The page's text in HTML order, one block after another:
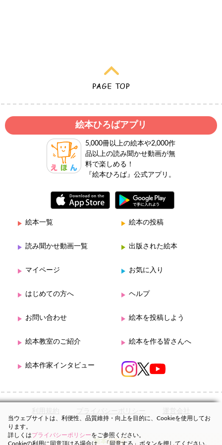
絵本ひろばアプリ
5,000冊以上の絵本や2,000作
品以上の読み聞かせ動画が無
料で楽しめる！
『絵本ひろば』公式アプリ。
絵本一覧 絵本の投稿
読み聞かせ動画一覧 出版された絵本
マイページ お気に入り
はじめての方へ ヘルプ
お問い合わせ 絵本を投稿しよう
絵本教室のご紹介 絵本を作る皆さんへ
絵本作家インタビュー
利用規約 プライバシーポリシー 運営会社
当ウェブサイトは、利便性、品質維持・向上を目的に、Cookieを使用してお
ります。
詳しくはプライバシーポリシーをご参照ください。
Cookieの利用に同意頂ける場合は、「同意する」ボタンを押してください。